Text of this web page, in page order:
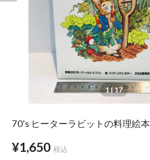
1| 17
70's ヒーターラビットの料理絵本
¥1,650 税込